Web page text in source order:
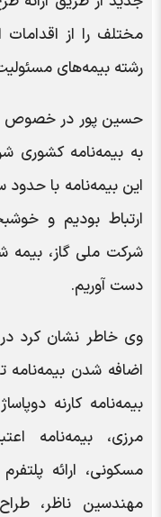
مختلف را از
رشته بیمه‌های
حسین پور در خصوص
به بیمه‌نامه کشوری
این بیمه‌نامه با
ارتباط بودیم و
شرکت ملی گاز، بیمه
دست آوریم.
وی خاطر نشان کرد
اضافه شدن بیمه‌نامه‌
بیمه‌نامه‌ کارنه
مرزی، بیمه‌نامه‌
مسکونی، ارائه
مهندسین ناظر،